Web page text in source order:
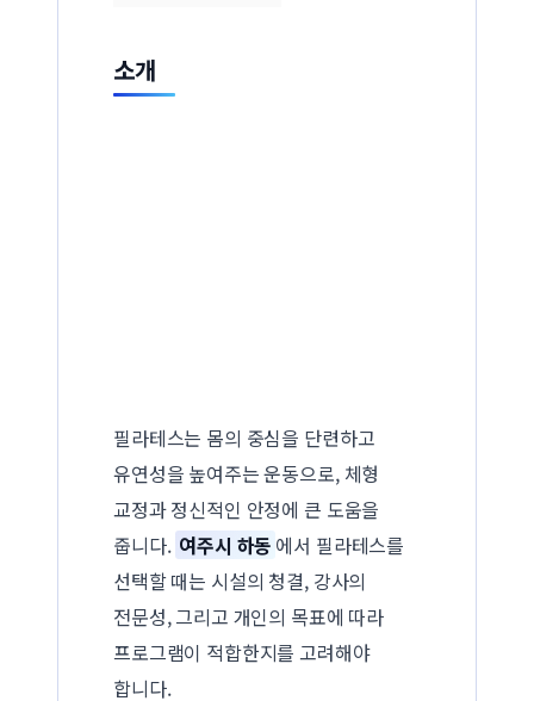
소개
필라테스는 몸의 중심을 단련하고
유연성을 높여주는 운동으로, 체형
교정과 정신적인 안정에 큰 도움을
줍니다. 여주시 하동 에서 필라테스를
선택할 때는 시설의 청결, 강사의
전문성, 그리고 개인의 목표에 따라
프로그램이 적합한지를 고려해야
합니다.